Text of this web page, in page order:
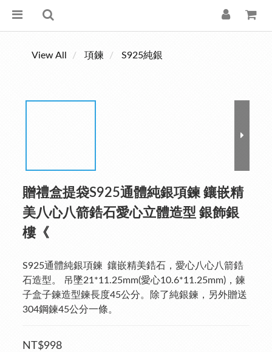
View All 項鍊 S925純銀
贈禮盒提袋S925通體純銀項鍊 鑲嵌精
美八心八箭鋯石愛心立體造型 銀飾銀
樓《
S925通體純銀項鍊  鑲嵌精美鋯石，愛心八心八箭鋯
石造型。 吊墜21*11.25mm(愛心10.6*11.25mm)，鍊
子盒子鍊造型鍊長度45公分。除了純銀鍊，另外贈送
304鋼鍊45公分一條。
NT$998